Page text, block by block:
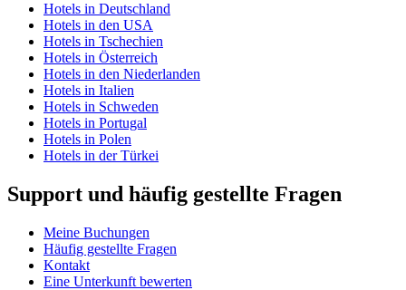
Hotels in Deutschland
Hotels in den USA
Hotels in Tschechien
Hotels in Österreich
Hotels in den Niederlanden
Hotels in Italien
Hotels in Schweden
Hotels in Portugal
Hotels in Polen
Hotels in der Türkei
Support und häufig gestellte Fragen
Meine Buchungen
Häufig gestellte Fragen
Kontakt
Eine Unterkunft bewerten